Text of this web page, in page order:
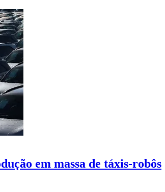
em massa de táxis-robôs